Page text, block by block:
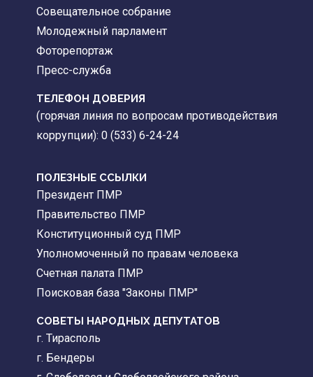
Совещательное собрание
Молодежный парламент
Фоторепортаж
Пресс-служба
ТЕЛЕФОН ДОВЕРИЯ
(горячая линия по вопросам противодействия
коррупции): 0 (533) 6-24-24
ПОЛЕЗНЫЕ ССЫЛКИ
Президент ПМР
Правительство ПМР
Конституционный суд ПМР
Уполномоченный по правам человека
Счетная палата ПМР
Поисковая база "Законы ПМР"
СОВЕТЫ НАРОДНЫХ ДЕПУТАТОВ
г. Тирасполь
г. Бендеры